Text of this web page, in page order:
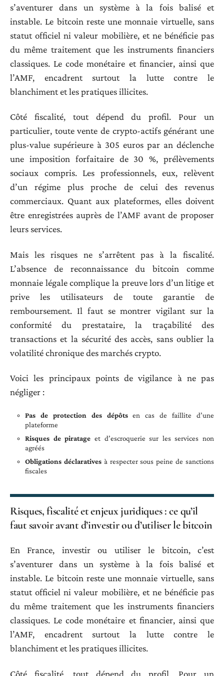
s’aventurer dans un système à la fois balisé et
instable. Le bitcoin reste une monnaie virtuelle, sans
statut officiel ni valeur mobilière, et ne bénéficie pas
du même traitement que les instruments financiers
classiques. Le code monétaire et financier, ainsi que
l’AMF, encadrent surtout la lutte contre le
blanchiment et les pratiques illicites.
Côté fiscalité, tout dépend du profil. Pour un
particulier, toute vente de crypto-actifs générant une
plus-value supérieure à 305 euros par an déclenche
une imposition forfaitaire de 30 %, prélèvements
sociaux compris. Les professionnels, eux, relèvent
d’un régime plus proche de celui des revenus
commerciaux. Quant aux plateformes, elles doivent
être enregistrées auprès de l’AMF avant de proposer
leurs services.
Mais les risques ne s’arrêtent pas à la fiscalité.
L’absence de reconnaissance du bitcoin comme
monnaie légale complique la preuve lors d’un litige et
prive les utilisateurs de toute garantie de
remboursement. Il faut se montrer vigilant sur la
conformité du prestataire, la traçabilité des
transactions et la sécurité des accès, sans oublier la
volatilité chronique des marchés crypto.
Voici les principaux points de vigilance à ne pas
négliger :
Pas de protection des dépôtsen cas de faillite d’une
plateforme
Risques de piratage et d’escroquerie sur les services non
agréés
Obligations déclarativesà respecter sous peine de sanctions
fiscales
Risques, fiscalité et enjeux juridiques : ce qu’il
faut savoir avant d’investir ou d’utiliser le bitcoin
En France, investir ou utiliser le bitcoin, c’est
s’aventurer dans un système à la fois balisé et
instable. Le bitcoin reste une monnaie virtuelle, sans
statut officiel ni valeur mobilière, et ne bénéficie pas
du même traitement que les instruments financiers
classiques. Le code monétaire et financier, ainsi que
l’AMF, encadrent surtout la lutte contre le
blanchiment et les pratiques illicites.
Côté fiscalité, tout dépend du profil. Pour un